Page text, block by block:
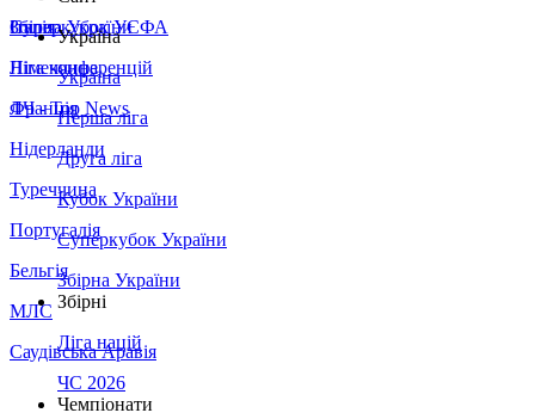
Збірна України
Італія
Німеччина
Франція
Нідерланди
Туреччина
Португалія
Бельгія
МЛС
Саудівська Аравія
Суперкубок УЄФА
Ліга конференцій
ЛЧ - Top News
Україна
Україна
Перша ліга
Друга ліга
Кубок України
Суперкубок України
Збірна України
Збірні
Ліга націй
ЧС 2026
Чемпіонати